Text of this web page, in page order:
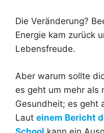
Die Veränderung?
Energie kam zurück
Lebensfreude.
Aber warum sollte
es geht um mehr als
Gesundheit; es geht
Laut einem Bericht